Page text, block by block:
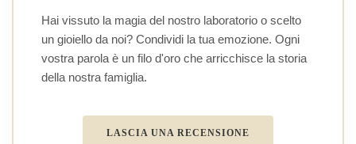
Hai vissuto la magia del nostro laboratorio o scelto
un gioiello da noi? Condividi la tua emozione. Ogni
vostra parola è un filo d'oro che arricchisce la storia
della nostra famiglia.
LASCIA UNA RECENSIONE